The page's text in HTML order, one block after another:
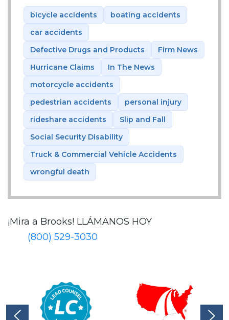
bicycle accidents
boating accidents
car accidents
Defective Drugs and Products
Firm News
Hurricane Claims
In The News
motorcycle accidents
pedestrian accidents
personal injury
rideshare accidents
Slip and Fall
Social Security Disability
Truck & Commercial Vehicle Accidents
wrongful death
¡Mira a Brooks! LLÁMANOS HOY
(800) 529-3030